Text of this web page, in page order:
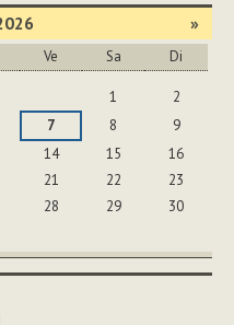
»
Ve Sa Di
1
2
7 8
9
14 15
16
21 22
23
28 29
30